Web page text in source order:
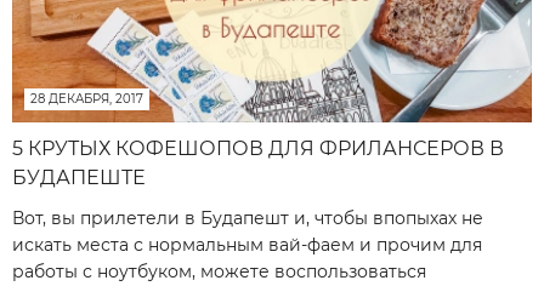
28 ДЕКАБРЯ, 2017
5 КРУТЫХ КОФЕШОПОВ ДЛЯ ФРИЛАНСЕРОВ В
БУДАПЕШТЕ
Вот, вы прилетели в Будапешт и, чтобы впопыхах не
искать места с нормальным вай-фаем и прочим для
работы с ноутбуком, можете воспользоваться